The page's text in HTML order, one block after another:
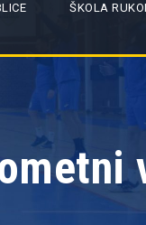
ŠKOLA